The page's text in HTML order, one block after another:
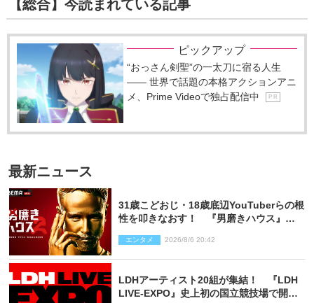
【総合】今読まれている記事
ピックアップ
“おっさん剣聖”の一太刀に宿る人生
―― 世界で話題の本格アクションアニ
メ、Prime Videoで独占配信中
P R
最新ニュース
31歳こどおじ・18歳底辺YouTuberらの根
性を叩きなおす！ 『男磨きハウス』第2
エンタメ 2026/8/6 20:42
LDHアーティスト20組が集結！ 『LDH
LIVE‐EXPO』史上初の国立競技場で開催